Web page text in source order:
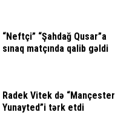
“Neftçi” “Şahdağ Qusar”a
sınaq matçında qalib gəldi
Radek Vitek də “Mançester
Yunayted”i tərk etdi